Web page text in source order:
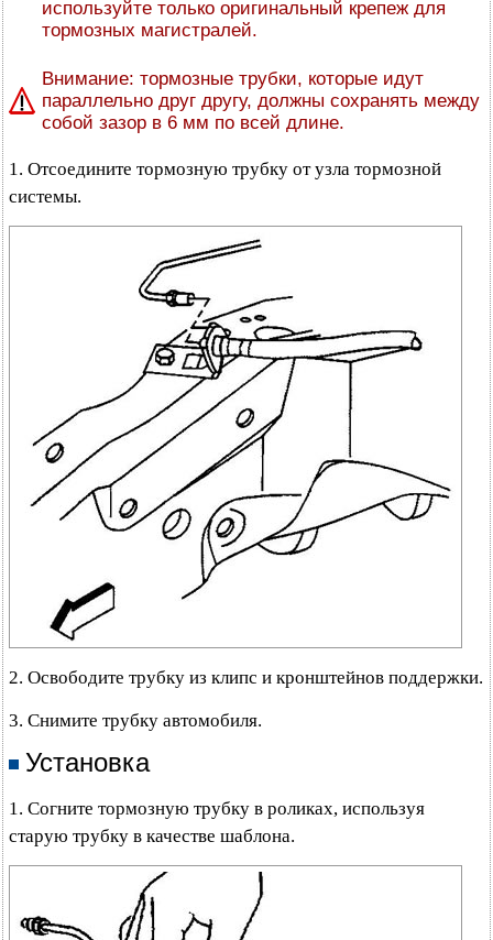
используйте только оригинальный крепеж для
тормозных магистралей.
Внимание: тормозные трубки, которые идут
параллельно друг другу, должны сохранять между
собой зазор в 6 мм по всей длине.
1. Отсоедините тормозную трубку от узла тормозной
системы.
2. Освободите трубку из клипс и кронштейнов поддержки.
3. Снимите трубку автомобиля.
Установка
1. Согните тормозную трубку в роликах, используя
старую трубку в качестве шаблона.